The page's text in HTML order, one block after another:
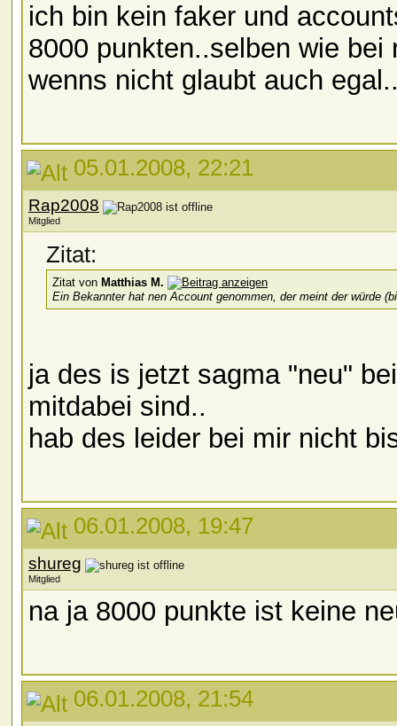
ich bin kein faker und
8000 punkten..selben wie bei
wenns nicht glaubt auch
05.01.2008, 22:21
Rap2008
Mitglied
Zitat:
Zitat von Matthias M.
Ein Bekannter hat nen Account genommen, der meint der würde
ja des is jetzt sagma "neu"
mitdabei sind..
hab des leider bei mir nicht
06.01.2008, 19:47
shureg
Mitglied
na ja 8000 punkte ist keine
06.01.2008, 21:54